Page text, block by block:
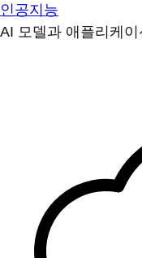
인공지능
AI 모델과 애플리케